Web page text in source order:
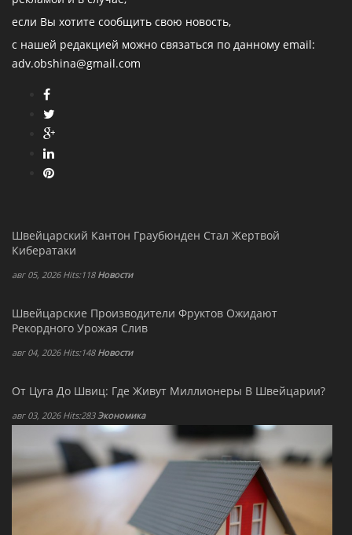
если Вы хотите сообщить свою новость,
с нашей редакцией можно связаться по данному email:
adv.obshina@gmail.com
Швейцарский Кантон Граубюнден Стал Жертвой
Кибератаки
авг 05, 2026 Hits:118 Новости
Швейцарские Производители Фруктов Ожидают
Рекордного Урожая Слив
авг 04, 2026 Hits:148 Новости
От Цуга До Швиц: Где Живут Миллионеры В Швейцарии?
авг 03, 2026 Hits:283 Экономика